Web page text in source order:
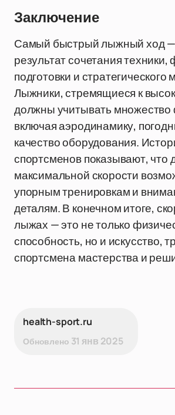
Заключение
Самый быстрый лыжный ход —
результат сочетания техники,
подготовки и
Лыжники, стремящиеся к
должны учитывать множество
включая аэродинамику,
качество оборудования.
спортсменов показывают, что
максимальной скорости
упорным тренировкам и
деталям. В конечном итоге,
лыжах — это не только
способность, но и искусство,
спортсмена мастерства и
health-sport.ru
Обновлено 31 янв 2025